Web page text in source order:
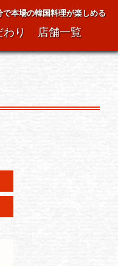
で本場の韓国料理が楽しめる
わり 店舗一覧